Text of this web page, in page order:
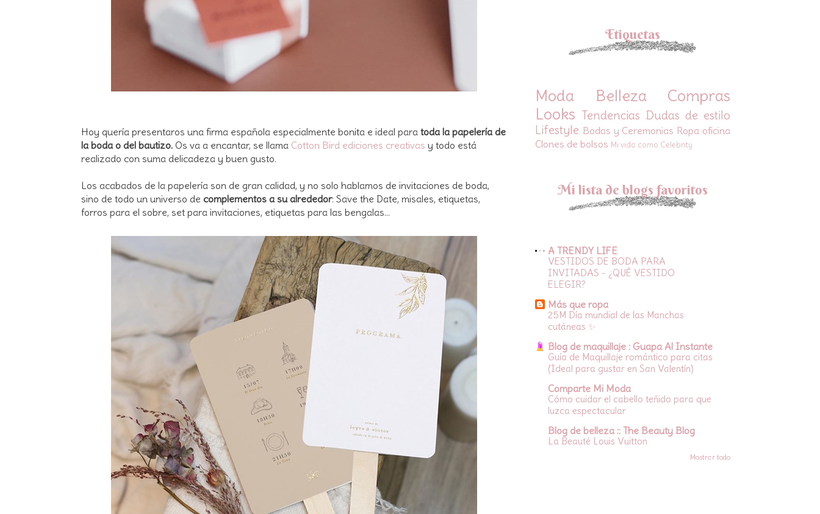
Hoy quería presentaros una firma española especialmente bonita e ideal para toda la papelería de
la boda o del bautizo. Os va a encantar, se llama Cotton Bird ediciones creativas y todo está
realizado con suma delicadeza y buen gusto.
Los acabados de la papelería son de gran calidad, y no solo hablamos de invitaciones de boda,
sino de todo un universo de complementos a su alrededor: Save the Date, misales, etiquetas,
forros para el sobre, set para invitaciones, etiquetas para las bengalas...
Etiquetas
Moda Belleza
Compras
Looks Tendencias Dudas de estilo
Lifestyle Bodas y Ceremonias Ropa oficina
Clones de bolsos Mi vida como Celebrity
Mi lista de blogs favoritos
A TRENDY LIFE
VESTIDOS DE BODA PARA
INVITADAS - ¿QUÉ VESTIDO
ELEGIR?
Más que ropa
25M Día mundial de las Manchas
cutáneas ✨
Blog de maquillaje : Guapa Al Instante
Guía de Maquillaje romántico para citas
(Ideal para gustar en San Valentín)
Comparte Mi Moda
Cómo cuidar el cabello teñido para que
luzca espectacular
Blog de belleza :: The Beauty Blog
La Beauté Louis Vuitton
Mostrar todo